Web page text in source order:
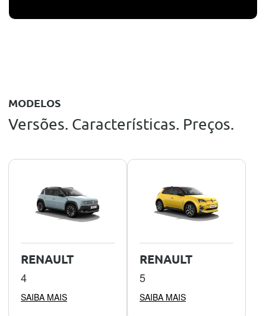
MODELOS
Versões. Características. Preços.
RENAULT
4
SAIBA MAIS
RENAULT
5
SAIBA MAIS